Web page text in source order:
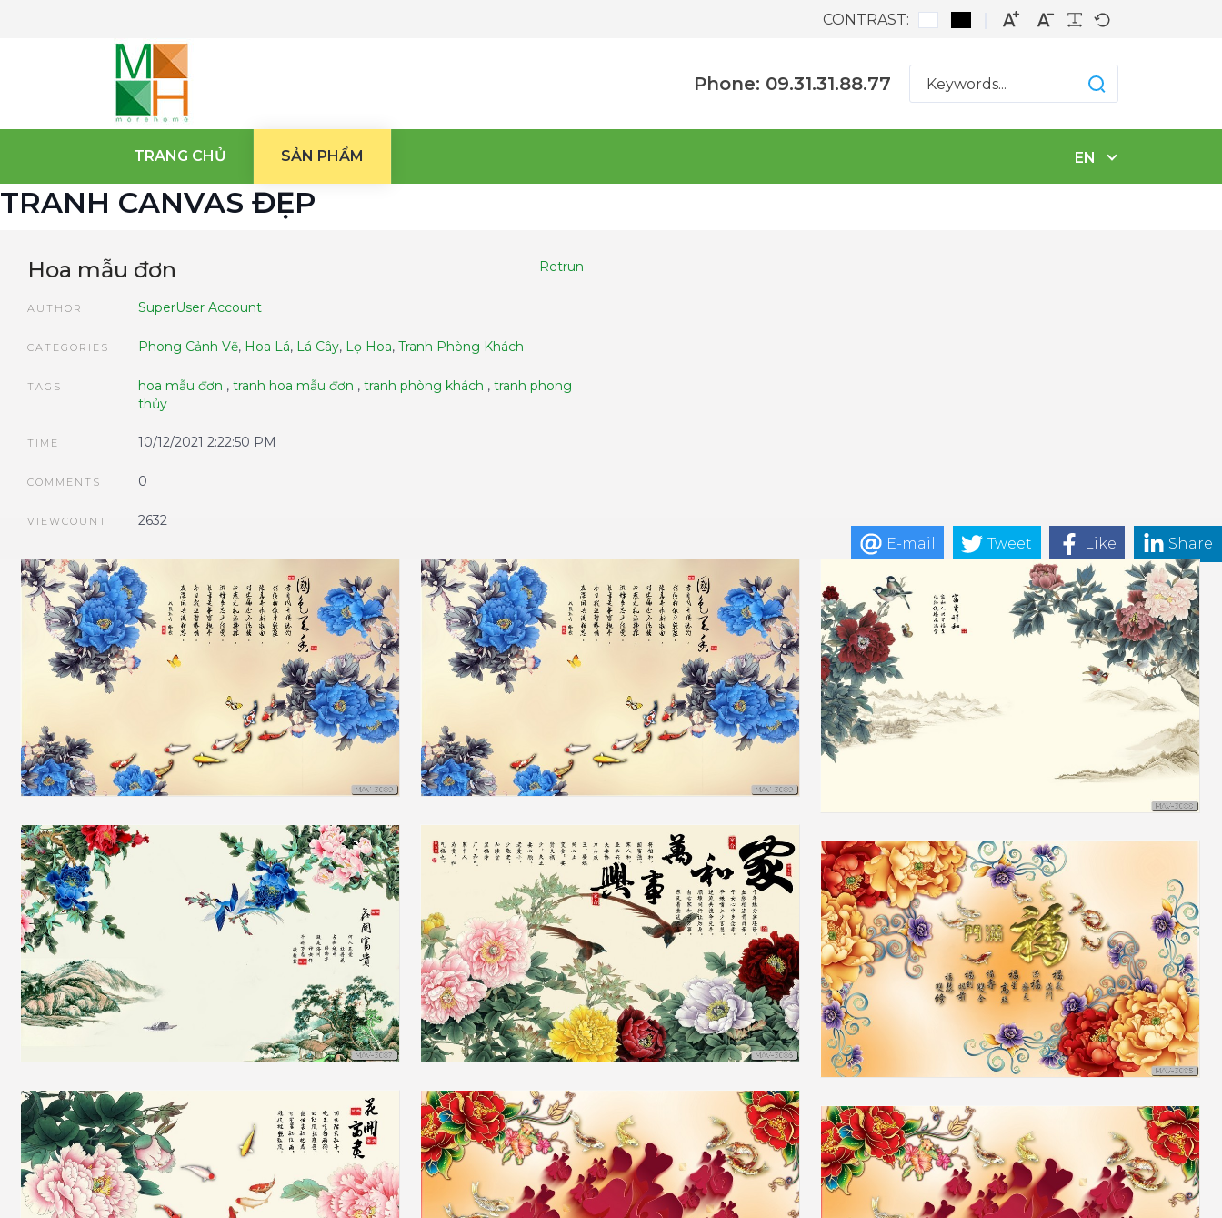
CONTRAST:
Phone: 09.31.31.88.77
TRANG CHỦ SẢN PHẨM EN
TRANH CANVAS ĐẸP
E-mail Tweet Like Share
Retrun
Hoa mẫu đơn
AUTHOR SuperUser Account
CATEGORIES Phong Cảnh Vẽ, Hoa Lá, Lá Cây, Lọ Hoa,Tranh Phòng Khách
TAGS hoa mẫu đơn ,tranh hoa mẫu đơn ,tranh phòng khách ,tranh phong
thủy
TIME 10/12/2021 2:22:50 PM
COMMENTS 0
VIEWCOUNT 2632